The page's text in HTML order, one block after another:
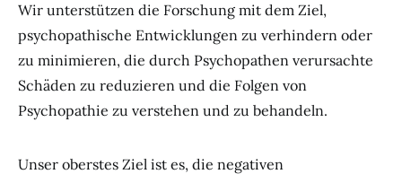
Wir unterstützen die Forschung mit dem Ziel,
psychopathische Entwicklungen zu verhindern oder
zu minimieren, die durch Psychopathen verursachte
Schäden zu reduzieren und die Folgen von
Psychopathie zu verstehen und zu behandeln.
Unser oberstes Ziel ist es, die negativen